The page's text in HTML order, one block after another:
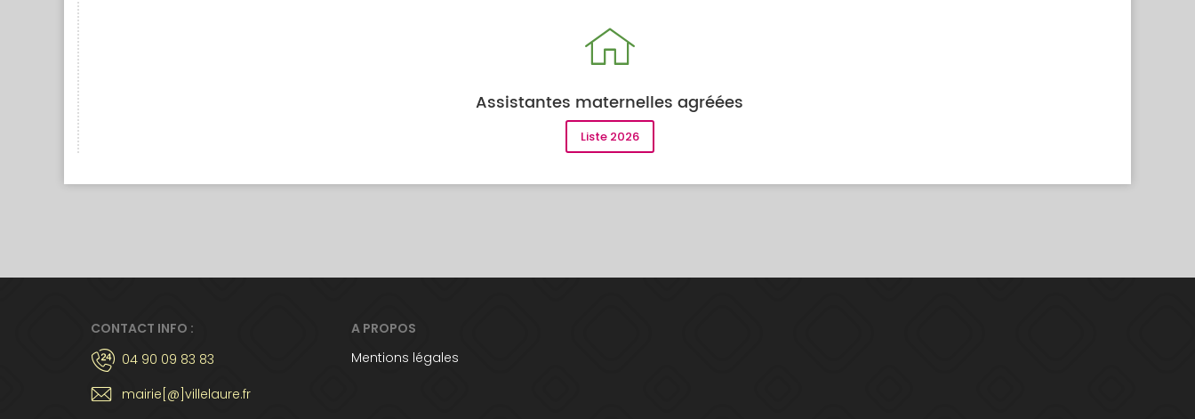
Assistantes maternelles agréées
Liste 2026
CONTACT INFO :
04 90 09 83 83
mairie[@]villelaure.fr
A PROPOS
Mentions légales